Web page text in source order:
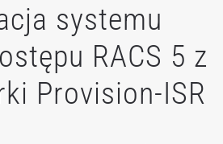
systemu
RACS 5 z
Provision-ISR